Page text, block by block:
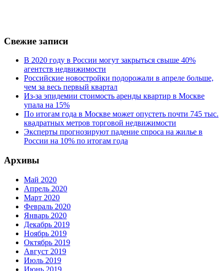
Свежие записи
В 2020 году в России могут закрыться свыше 40%
агентств недвижимости
Российские новостройки подорожали в апреле больше,
чем за весь первый квартал
Из-за эпидемии стоимость аренды квартир в Москве
упала на 15%
По итогам года в Москве может опустеть почти 745 тыс.
квадратных метров торговой недвижимости
Эксперты прогнозируют падение спроса на жилье в
России на 10% по итогам года
Архивы
Май 2020
Апрель 2020
Март 2020
Февраль 2020
Январь 2020
Декабрь 2019
Ноябрь 2019
Октябрь 2019
Август 2019
Июль 2019
Июнь 2019